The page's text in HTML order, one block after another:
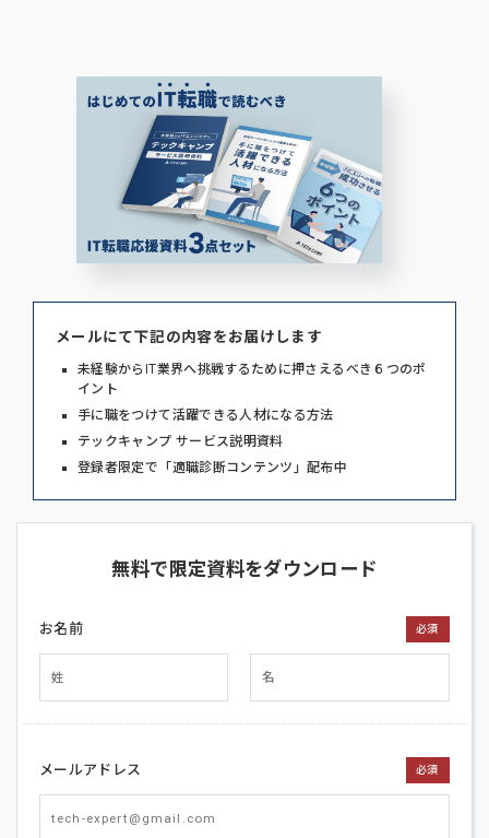
メールにて下記の内容をお届けします
未経験からIT業界へ挑戦するために押さえるべき６つのポ
イント
手に職をつけて活躍できる人材になる方法
テックキャンプ サービス説明資料
登録者限定で「適職診断コンテンツ」配布中
無料で限定資料をダウンロード
お名前 必須
メールアドレス 必須